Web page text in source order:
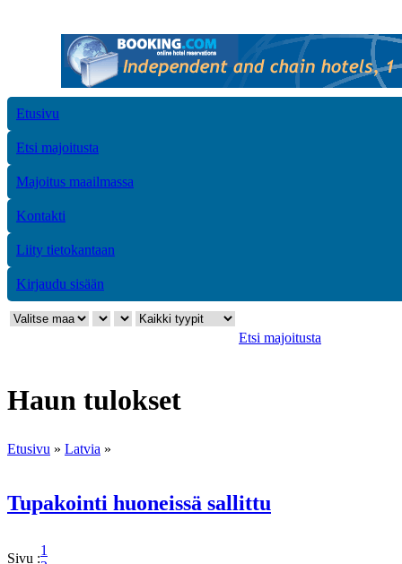
Etusivu
Etsi majoitusta
Majoitus maailmassa
Kontakti
Liity tietokantaan
Kirjaudu sisään
Etsi majoitusta
Haun tulokset
Etusivu » Latvia »
Tupakointi huoneissä sallittu
Sivu :
1